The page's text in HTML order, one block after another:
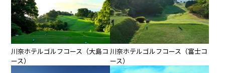
川奈ホテルゴルフコース（大島コ
ース）
川奈ホテルゴルフコース（富士コ
ース）